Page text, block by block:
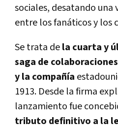
sociales, desatando una
entre los fanáticos y los
Se trata dela cuarta y
saga de
y la compañía
1913. Desde la firma
lanzamiento fue
tributo definitivo a la